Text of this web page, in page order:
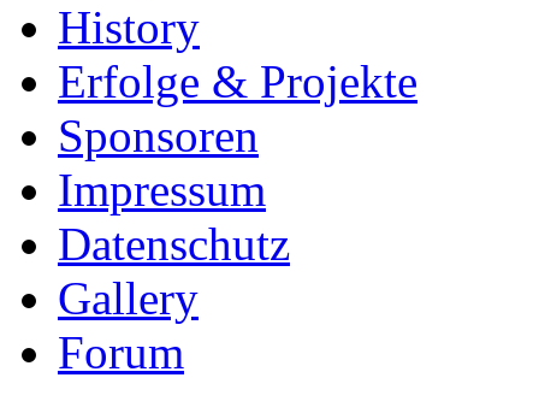
History
Erfolge & Projekte
Sponsoren
Impressum
Datenschutz
Gallery
Forum